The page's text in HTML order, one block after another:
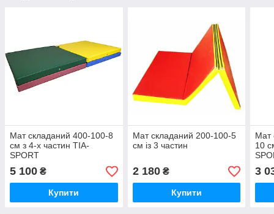
Мат складаний 400-100-8
см з 4-х частин TIA-
SPORT
5 100 ₴
Купити
Мат складаний 200-100-5
см із 3 частин
2 180₴
Купити
Мат
10
3